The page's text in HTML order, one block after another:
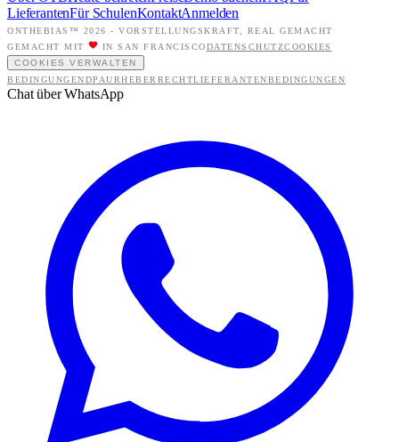
LieferantenFür SchulenKontaktAnmelden
ONTHEBIAS™ 2026 - VORSTELLUNGSKRAFT, REAL GEMACHT
GEMACHT MIT
IN SAN FRANCISCODATENSCHUTZCOOKIES
COOKIES VERWALTEN
BEDINGUNGENDPAURHEBERRECHTLIEFERANTENBEDINGUNGEN
Chat über WhatsApp